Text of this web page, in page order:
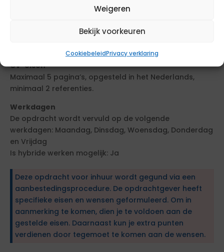
Weigeren
Bekijk voorkeuren
CookiebeleidPrivacy verklaring
Deze functie is ingedeeld in functieschaal € 150,00 per
desbetreffende CAO van de opdrachtgever inzake de
CV-eisen
Maximaal 5 pagina’s, opgesteld in het Nederlands,
minimaal 2 referenties.
Werkdagen
De opdracht wordt vervuld op de volgende
werkdagen: Maandag, Dinsdag, Woensdag, Donderdag
en Vrijdag
Is hybride werken mogelijk: Ja
Deze opdracht voor inhuur wordt gegund via een
aanbestedingsprocedure. De opdrachtgever heeft
specifieke eisen en wensen geformuleerd. Om in
aanmerking te komen, dien je te voldoen aan de
gestelde eisen. Daarnaast kun je extra punten
verdienen door tegemoet te komen aan de wensen.